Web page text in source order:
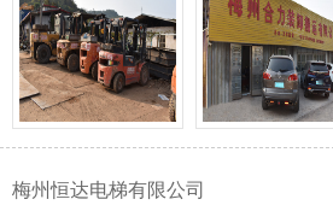
梅州恒达电梯有限公司